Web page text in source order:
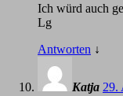
Ich würd auch
Lg
Antworten ↓
Katja 29.